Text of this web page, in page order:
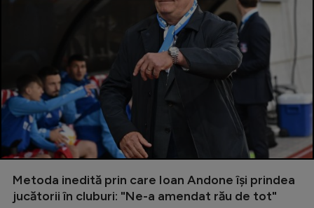
Metoda inedită prin care Ioan Andone își prindea
jucătorii în cluburi: "Ne-a amendat rău de tot"